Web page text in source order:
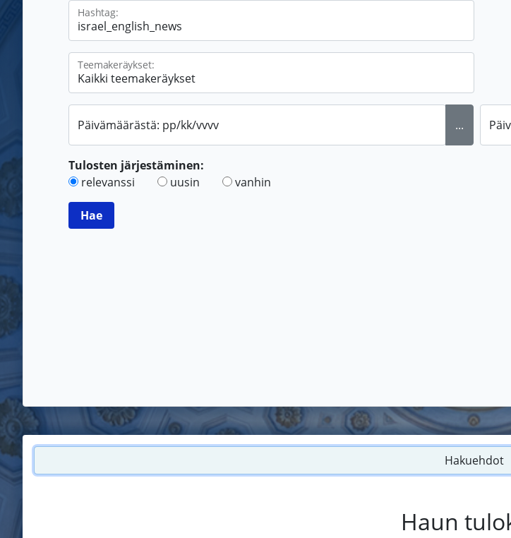
Hashtag:
Teemakeräykset:
Päivämäärästä: pp/kk/vvvv ...
Tulosten järjestäminen:
relevanssi
uusin vanhin
Hakuehdot
Haun